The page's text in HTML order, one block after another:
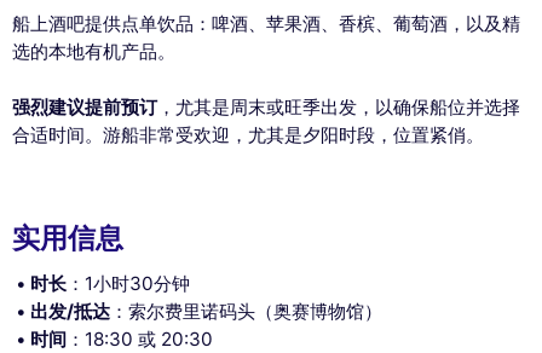
experience, measure our audience, and personalize the ads shown to
you. You can accept, reject or manage your preferences at any time.
Reject All Cookies Settings Accept and close
船上酒吧提供点单饮品：啤酒、苹果酒、香槟、葡萄酒，以及精
选的本地有机产品。
强烈建议提前预订，尤其是周末或旺季出发，以确保船位并选择
合适时间。游船非常受欢迎，尤其是夕阳时段，位置紧俏。
实用信息
时长 ：1小时30分钟
出发/抵达 ：索尔费里诺码头（奥赛博物馆）
时间 ：18:30 或 20:30